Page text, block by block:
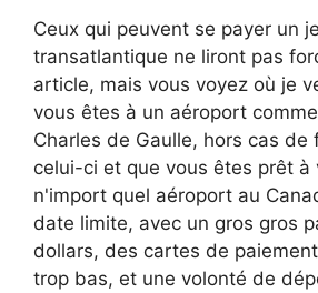
Ceux qui peuvent se payer un
transatlantique ne liront pas
article, mais vous voyez où je
vous êtes à un aéroport
Charles de Gaulle, hors cas de
celui-ci et que vous êtes prêt à
n'import quel aéroport au
date limite, avec un gros gros
dollars, des cartes de
trop bas, et une volonté de